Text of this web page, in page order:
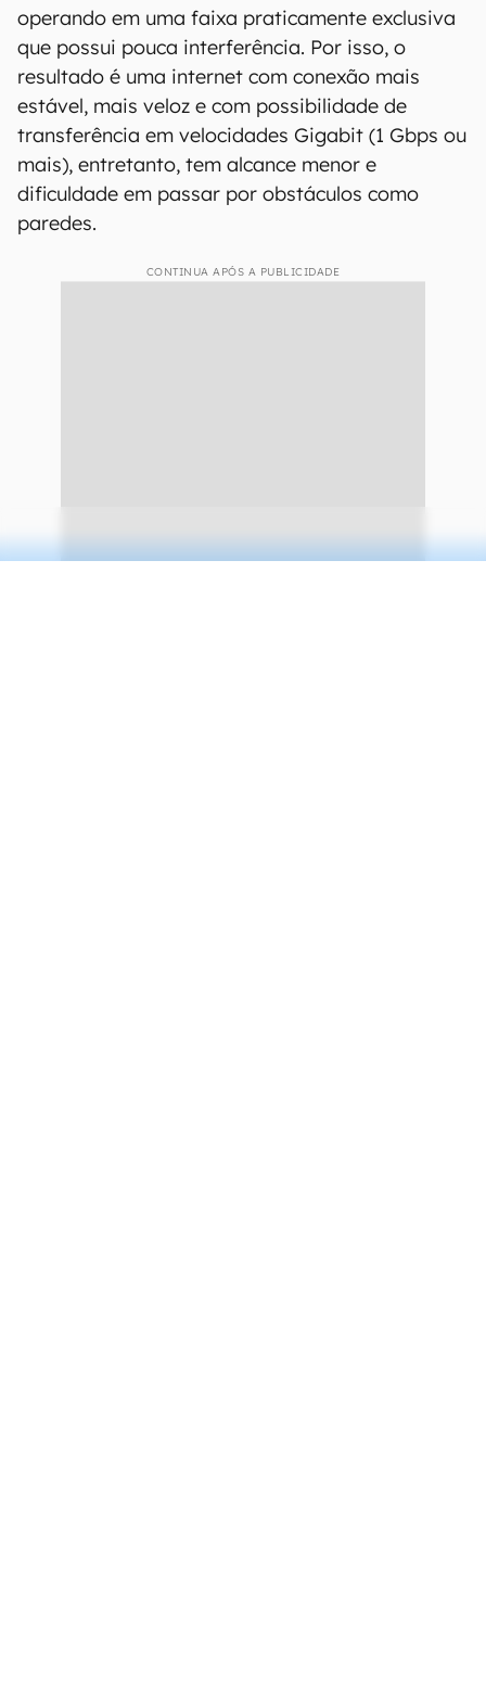
operando em uma faixa praticamente exclusiva
que possui pouca interferência. Por isso, o
resultado é uma internet com conexão mais
estável, mais veloz e com possibilidade de
transferência em velocidades Gigabit (1 Gbps ou
mais), entretanto, tem alcance menor e
dificuldade em passar por obstáculos como
paredes.
CONTINUA APÓS A PUBLICIDADE